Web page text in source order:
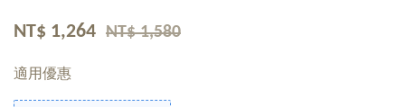
NT$ 1,264 NT$ 1,580
適用優惠